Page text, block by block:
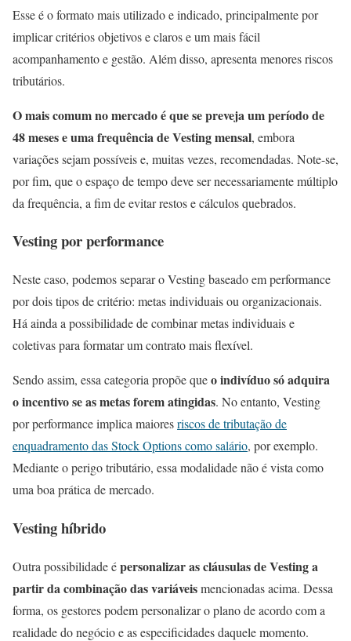
Esse é o formato mais utilizado e indicado, principalmente por
implicar critérios objetivos e claros e um mais fácil
acompanhamento e gestão. Além disso, apresenta menores riscos
tributários.
O mais comum no mercado é que se preveja um período de
48 meses e uma frequência de Vesting mensal, embora
variações sejam possíveis e, muitas vezes, recomendadas. Note-se,
por fim, que o espaço de tempo deve ser necessariamente múltiplo
da frequência, a fim de evitar restos e cálculos quebrados.
Vesting por performance
Neste caso, podemos separar o Vesting baseado em performance
por dois tipos de critério: metas individuais ou organizacionais.
Há ainda a possibilidade de combinar metas individuais e
coletivas para formatar um contrato mais flexível.
Sendo assim, essa categoria propõe queo indivíduo só adquira
o incentivo se as metas forem atingidas. No entanto, Vesting
por performance implica maioresriscos de tributação de
enquadramento das Stock Options como salário, por exemplo.
Mediante o perigo tributário, essa modalidade não é vista como
uma boa prática de mercado.
Vesting híbrido
Outra possibilidade épersonalizar as cláusulas de Vesting a
partir da combinação das variáveismencionadas acima. Dessa
forma, os gestores podem personalizar o plano de acordo com a
realidade do negócio e as especificidades daquele momento.